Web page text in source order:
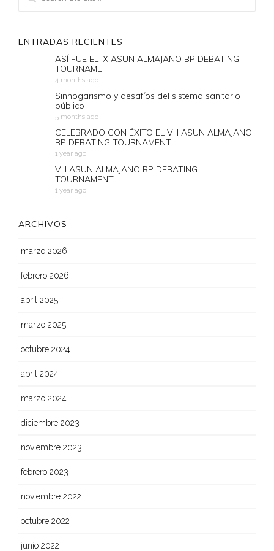
ENTRADAS RECIENTES
ASÍ FUE EL IX ASUN ALMAJANO BP DEBATING
TOURNAMET
4 months ago
Sinhogarismo y desafíos del sistema sanitario
público
5 months ago
CELEBRADO CON ÉXITO EL VIII ASUN ALMAJANO
BP DEBATING TOURNAMENT
1 year ago
VIII ASUN ALMAJANO BP DEBATING
TOURNAMENT
1 year ago
ARCHIVOS
marzo 2026
febrero 2026
abril 2025
marzo 2025
octubre 2024
abril 2024
marzo 2024
diciembre 2023
noviembre 2023
febrero 2023
noviembre 2022
octubre 2022
junio 2022